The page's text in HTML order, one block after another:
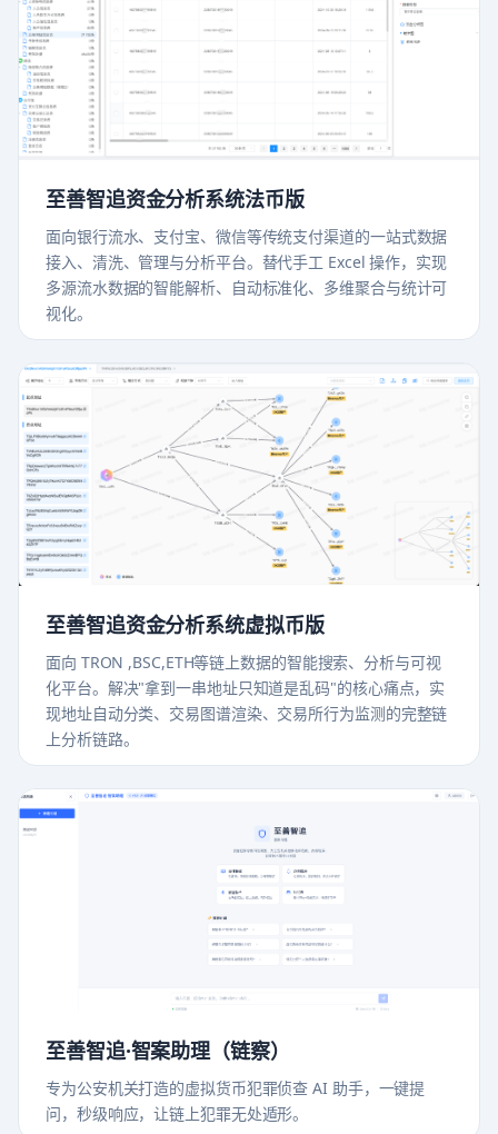
至善智追资金分析系统法币版
面向银行流水、支付宝、微信等传统支付渠道的一站式数据
接入、清洗、管理与分析平台。替代手工 Excel 操作，实现
多源流水数据的智能解析、自动标准化、多维聚合与统计可
视化。
至善智追资金分析系统虚拟币版
面向 TRON ,BSC,ETH等链上数据的智能搜索、分析与可视
化平台。解决"拿到一串地址只知道是乱码"的核心痛点，实
现地址自动分类、交易图谱渲染、交易所行为监测的完整链
上分析链路。
至善智追·智案助理（链察）
专为公安机关打造的虚拟货币犯罪侦查 AI 助手，一键提
问，秒级响应，让链上犯罪无处遁形。